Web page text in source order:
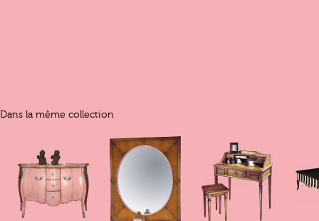
Dans la même collection